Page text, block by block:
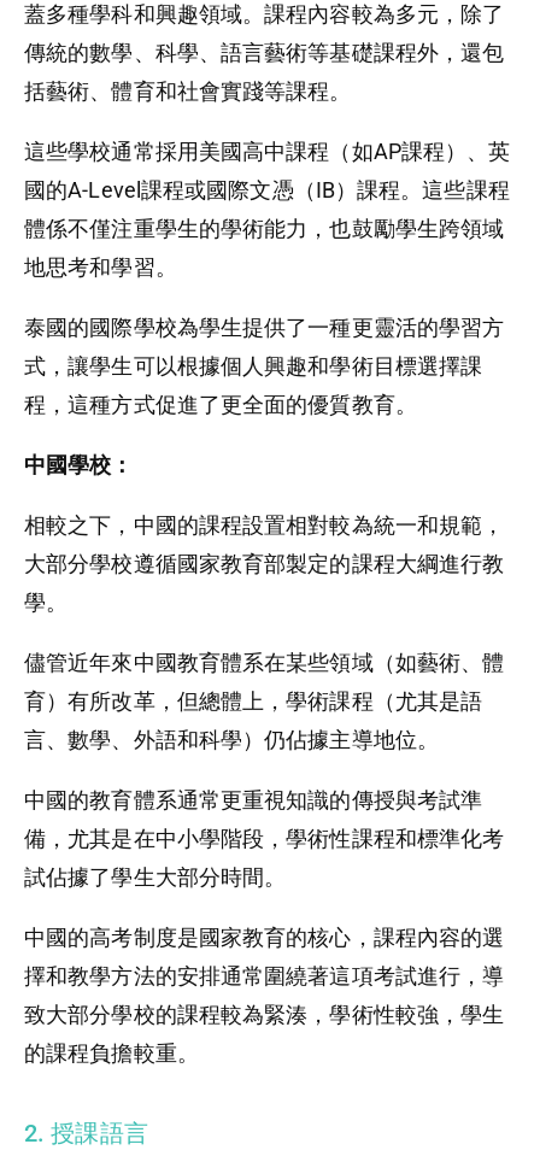
蓋多種學科和興趣領域。課程內容較為多元，除了
傳統的數學、科學、語言藝術等基礎課程外，還包
括藝術、體育和社會實踐等課程。
這些學校通常採用美國高中課程（如AP課程）、英
國的A-Level課程或國際文憑（IB）課程。這些課程
體係不僅注重學生的學術能力，也鼓勵學生跨領域
地思考和學習。
泰國的國際學校為學生提供了一種更靈活的學習方
式，讓學生可以根據個人興趣和學術目標選擇課
程，這種方式促進了更全面的優質教育。
中國學校：
相較之下，中國的課程設置相對較為統一和規範，
大部分學校遵循國家教育部製定的課程大綱進行教
學。
儘管近年來中國教育體系在某些領域（如藝術、體
育）有所改革，但總體上，學術課程（尤其是語
言、數學、外語和科學）仍佔據主導地位。
中國的教育體系通常更重視知識的傳授與考試準
備，尤其是在中小學階段，學術性課程和標準化考
試佔據了學生大部分時間。
中國的高考制度是國家教育的核心，課程內容的選
擇和教學方法的安排通常圍繞著這項考試進行，導
致大部分學校的課程較為緊湊，學術性較強，學生
的課程負擔較重。
2. 授課語言